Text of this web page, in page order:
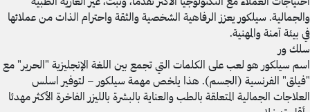
والجمالية. سيلكور يعزز الرفاهية الشخصية والثقة واحترام الذات من عملائها
في بيئة آمنة والمهنية.
سلك ور
اسم سيلكور هو لعب على الكلمات التي تجمع بين اللغة الإنجليزية "الحرير" مع
"فيلق" الفرنسية (الجسم). هذا يلخص مهمة سيلكور – لتوفير اسلس
العلاجات الجمالية المتعلقة بالطب والعناية بالبشرة بالليزر الفاخرة الأكثر مهدئا